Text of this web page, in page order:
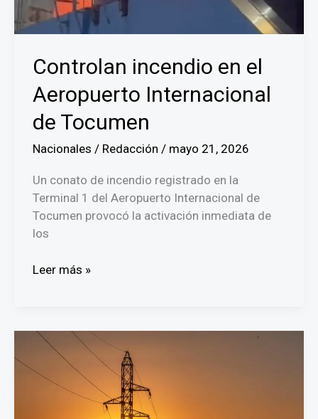
Controlan incendio en el
Aeropuerto Internacional
de Tocumen
Nacionales / Redacción / mayo 21, 2026
Un conato de incendio registrado en la
Terminal 1 del Aeropuerto Internacional de
Tocumen provocó la activación inmediata de
los
Controlan
Aeropuerto
Internacional
de
Tocumen
Leer más »